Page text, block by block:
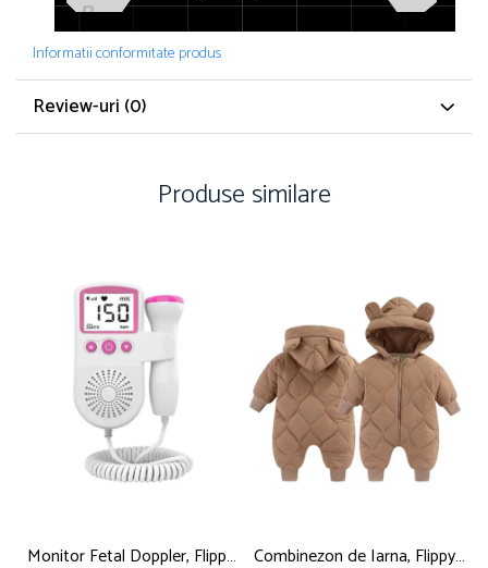
Informatii conformitate produs
Review-uri (0)
Produse similare
Monitor Fetal Doppler, Flippy,
Combinezon de Iarna, Flippy,